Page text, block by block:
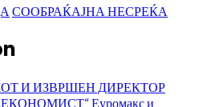
СООБРАЌАЈНА НЕСРЕЌА
И ИЗВРШЕН ДИРЕКТОР
Еуромакс и